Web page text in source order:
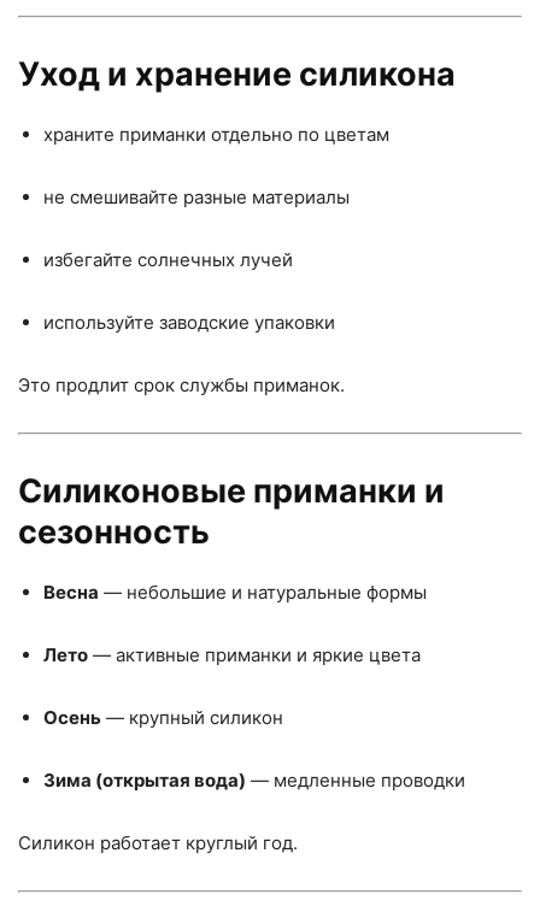
Уход и хранение силикона
храните приманки отдельно по цветам
не смешивайте разные материалы
избегайте солнечных лучей
используйте заводские упаковки
Это продлит срок службы приманок.
Силиконовые приманки и
сезонность
Весна — небольшие и натуральные формы
Лето — активные приманки и яркие цвета
Осень — крупный силикон
Зима (открытая вода) — медленные проводки
Силикон работает круглый год.